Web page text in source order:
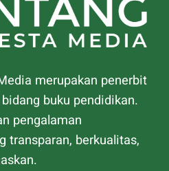
merupakan penerbit
buku pendidikan.
pengalaman
transparan, berkualitas,